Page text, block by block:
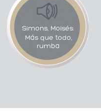
Simons, Moisés:
Más que todo,
rumba